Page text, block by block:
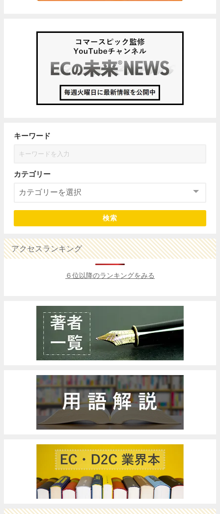
キーワード
カテゴリー
検索
アクセスランキング
６位以降のランキングをみる